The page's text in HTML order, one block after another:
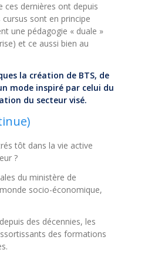
dernières ont depuis
sont en principe
une pédagogie « duale »
et ce aussi bien au
la création de BTS, de
mode inspiré par celui du
du secteur visé.
tôt dans la vie active
?
du ministère de
socio-économique,
des décennies, les
des formations